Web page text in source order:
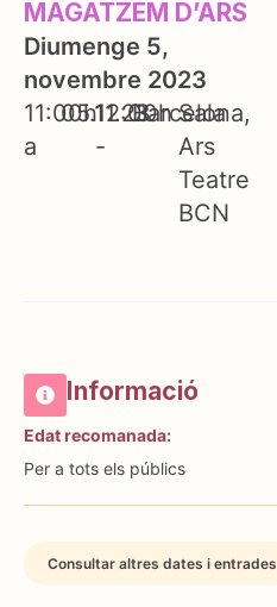
MAGATZEM D’ARS
Diumenge 5,
novembre 2023
11:00h
a
05.11.23
12:00h
-
Barcelona
Sala
Ars
Teatre
BCN
Informació
Edat recomanada:
Per a tots els públics
Consultar altres dates i entrades